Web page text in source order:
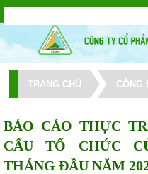
TRANG CHỦ CÔNG
BÁO CÁO THỰC
CẤU TỔ CHỨC
THÁNG ĐẦU NĂM